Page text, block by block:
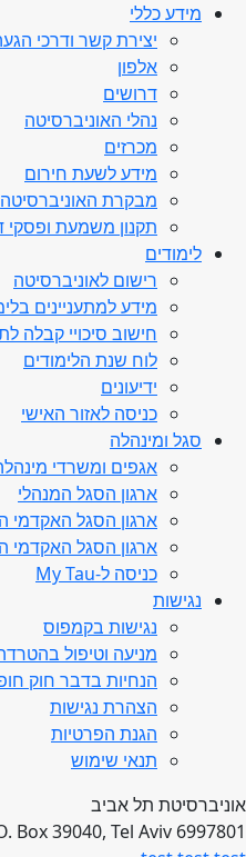
מידע כללי
יצירת קשר ודרכי
אלפון
דרושים
נהלי האוניברסיטה
מכרזים
מידע לשעת חירום
מבקרת האוניברסיטה
תקנון משמעת ופסקי
לימודים
רישום לאוניברסיטה
מידע למתעניינים
חישוב סיכויי קבלה
לוח שנת הלימודים
ידיעונים
כניסה לאזור האישי
סגל ומינהלה
אגפים ומשרדי
ארגון הסגל המנהלי
ארגון הסגל האקדמי
ארגון הסגל האקדמי
כניסה ל-My Tau
נגישות
נגישות בקמפוס
מניעה וטיפול
הנחיות בדבר חוק
הצהרת נגישות
הגנת הפרטיות
תנאי שימוש
אוניברסיטת תל אביב
Box 39040, Tel Aviv 6997801